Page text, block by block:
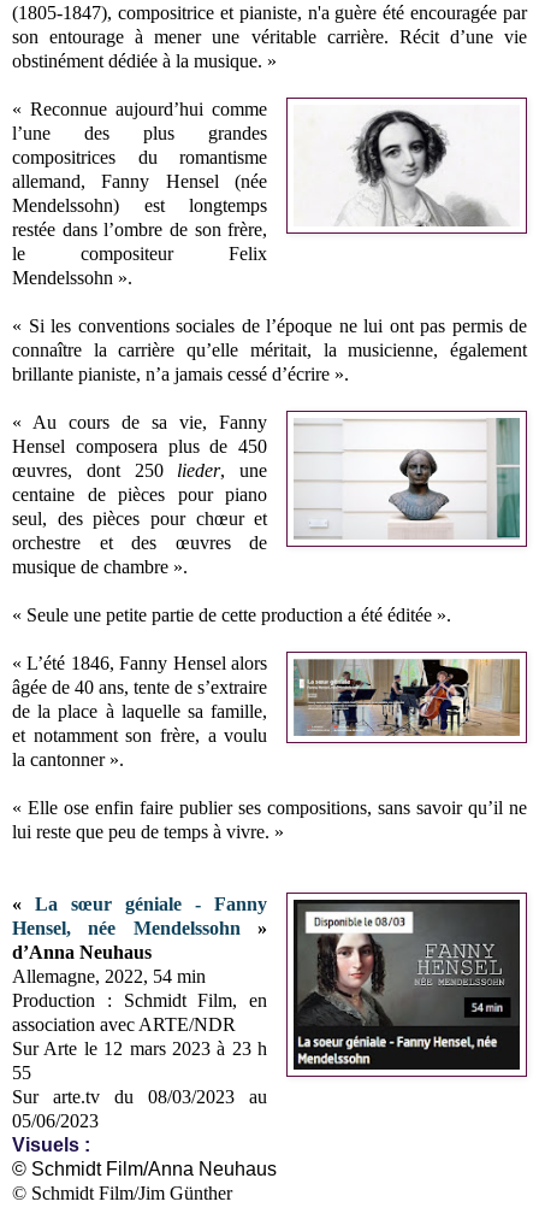
(1805-1847), compositrice et pianiste, n'a guère été encouragée par
son entourage à mener une véritable carrière. Récit d’une vie
obstinément dédiée à la musique. »
« Reconnue aujourd’hui comme
l’une des plus grandes
compositrices du romantisme
allemand, Fanny Hensel (née
Mendelssohn) est longtemps
restée dans l’ombre de son frère,
le compositeur Felix
Mendelssohn ».
« Si les conventions sociales de l’époque ne lui ont pas permis de
connaître la carrière qu’elle méritait, la musicienne, également
brillante pianiste, n’a jamais cessé d’écrire ».
« Au cours de sa vie, Fanny
Hensel composera plus de 450
œuvres, dont 250 lieder, une
centaine de pièces pour piano
seul, des pièces pour chœur et
orchestre et des œuvres de
musique de chambre ».
« Seule une petite partie de cette production a été éditée ».
« L’été 1846, Fanny Hensel alors
âgée de 40 ans, tente de s’extraire
de la place à laquelle sa famille,
et notamment son frère, a voulu
la cantonner ».
« Elle ose enfin faire publier ses compositions, sans savoir qu’il ne
lui reste que peu de temps à vivre. »
«La sœur géniale - Fanny
Hensel, née Mendelssohn »
d’Anna Neuhaus
Allemagne, 2022, 54 min
Production : Schmidt Film, en
association avec ARTE/NDR
Sur Arte le 12 mars 2023 à 23 h
55
Sur arte.tv du 08/03/2023 au
05/06/2023
Visuels :
© Schmidt Film/Anna Neuhaus
© Schmidt Film/Jim Günther